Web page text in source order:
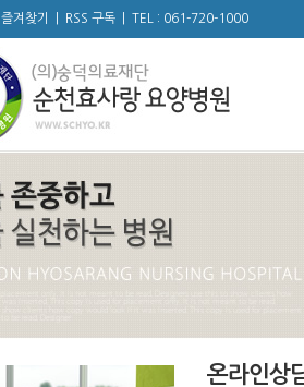
즐겨찾기 RSS 구독 TEL : 061-720-1000
온라인상